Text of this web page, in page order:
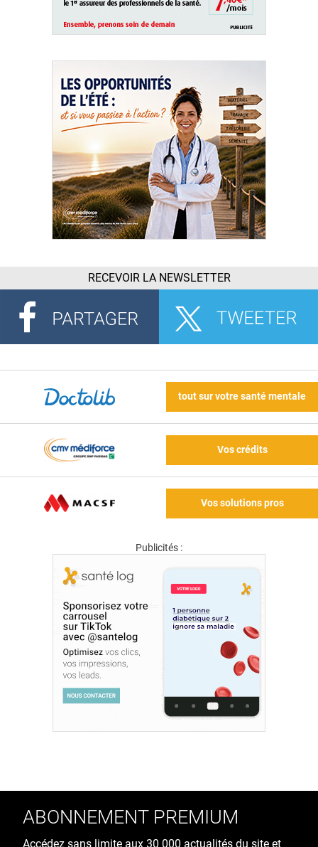
RECEVOIR LA NEWSLETTER
tout sur votre santé mentale
Vos crédits
Vos solutions pros
Publicités :
ABONNEMENT PREMIUM
Accédez sans limite aux 30 000 actualités du site et